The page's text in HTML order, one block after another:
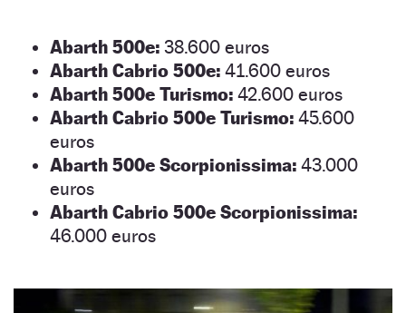
Abarth 500e: 38.600 euros
Abarth Cabrio 500e: 41.600 euros
Abarth 500e Turismo: 42.600 euros
Abarth Cabrio 500e Turismo: 45.600
euros
Abarth 500e Scorpionissima: 43.000
euros
Abarth Cabrio 500e Scorpionissima:
46.000 euros